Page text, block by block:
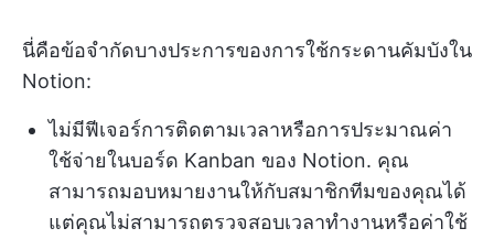
นี่คือข้อจำกัดบางประการของการใช้กระดานคัมบังใน
Notion:
ไม่มีฟีเจอร์การติดตามเวลาหรือการประมาณค่า
ใช้จ่ายในบอร์ด Kanban ของ Notion. คุณ
สามารถมอบหมายงานให้กับสมาชิกทีมของคุณได้
แต่คุณไม่สามารถตรวจสอบเวลาทำงานหรือค่าใช้